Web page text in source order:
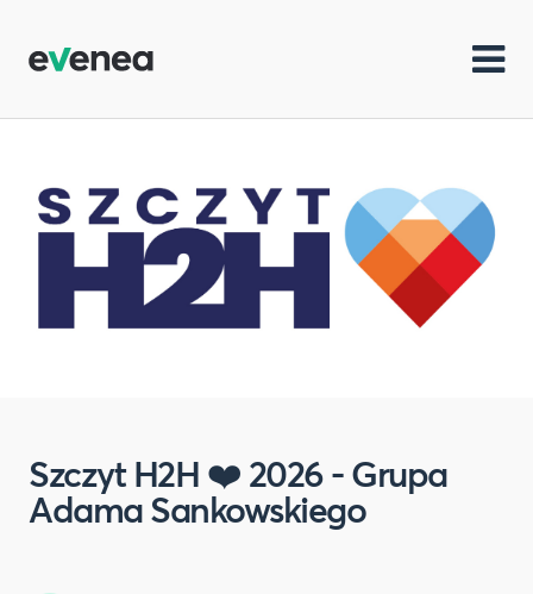
Szczyt H2H ❤️ 2026 - Grupa
Adama Sankowskiego